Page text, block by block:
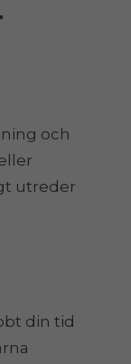
och
utreder
din tid